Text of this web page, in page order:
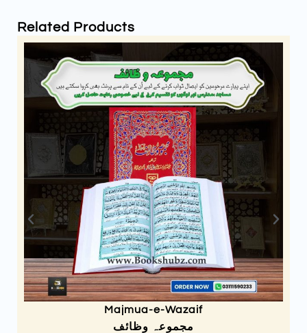
Related Products
Majmua-e-Wazaif
مجموعہ وظائف